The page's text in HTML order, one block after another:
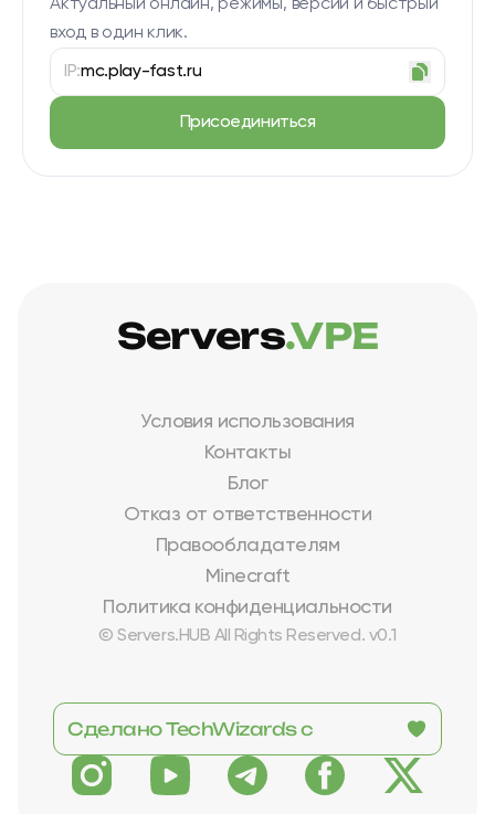
Актуальный онлайн, режимы, версии и быстрый
вход в один клик.
IP:mc.play-fast.ru
Присоединиться
Условия использования
Контакты
Блог
Отказ от ответственности
Правообладателям
Minecraft
Политика конфиденциальности
© Servers.HUB All Rights Reserved. v0.1
Servers.VPE
Сделано TechWizards с